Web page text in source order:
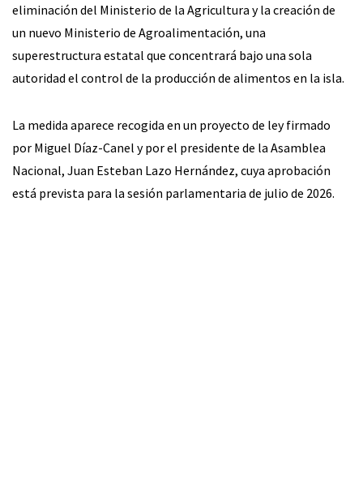
eliminación del Ministerio de la Agricultura y la creación de
un nuevo Ministerio de Agroalimentación, una
superestructura estatal que concentrará bajo una sola
autoridad el control de la producción de alimentos en la isla.
La medida aparece recogida en un proyecto de ley firmado
por Miguel Díaz-Canel y por el presidente de la Asamblea
Nacional, Juan Esteban Lazo Hernández, cuya aprobación
está prevista para la sesión parlamentaria de julio de 2026.